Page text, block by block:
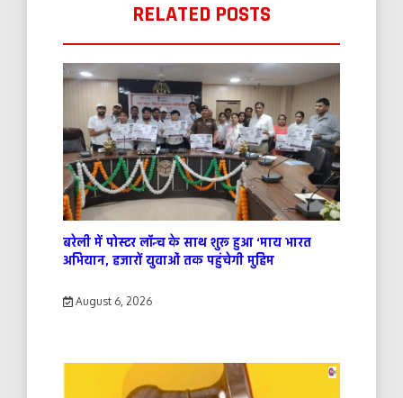
RELATED POSTS
बरेली में पोस्टर लॉन्च के साथ शुरू हुआ ‘माय भारत
अभियान, हजारों युवाओं तक पहुंचेगी मुहिम
August 6, 2026